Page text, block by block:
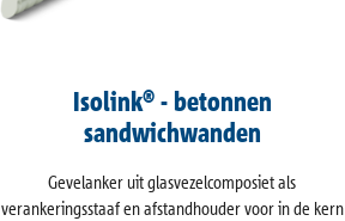
Isolink® - betonnen
sandwichwanden
Gevelanker uit glasvezelcomposiet als
verankeringsstaaf en afstandhouder voor in de kern